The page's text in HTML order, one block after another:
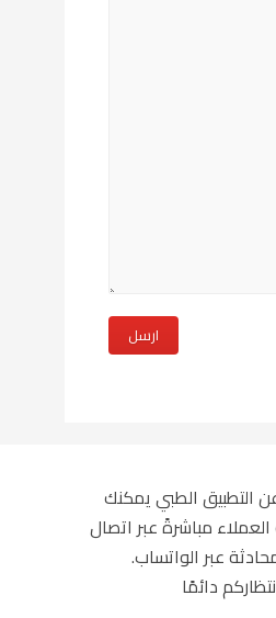
التطبيق الطبي يمكنك
مباشرةً عبر اتصال
عبر الواتساب.
دائمًا